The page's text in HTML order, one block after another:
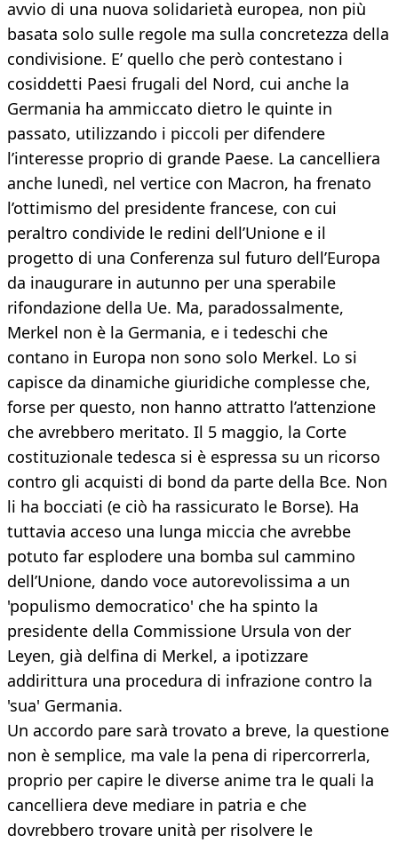
avvio di una nuova solidarietà europea, non più
basata solo sulle regole ma sulla concretezza della
condivisione. E’ quello che però contestano i
cosiddetti Paesi frugali del Nord, cui anche la
Germania ha ammiccato dietro le quinte in
passato, utilizzando i piccoli per difendere
l’interesse proprio di grande Paese. La cancelliera
anche lunedì, nel vertice con Macron, ha frenato
l’ottimismo del presidente francese, con cui
peraltro condivide le redini dell’Unione e il
progetto di una Conferenza sul futuro dell’Europa
da inaugurare in autunno per una sperabile
rifondazione della Ue. Ma, paradossalmente,
Merkel non è la Germania, e i tedeschi che
contano in Europa non sono solo Merkel. Lo si
capisce da dinamiche giuridiche complesse che,
forse per questo, non hanno attratto l’attenzione
che avrebbero meritato. Il 5 maggio, la Corte
costituzionale tedesca si è espressa su un ricorso
contro gli acquisti di bond da parte della Bce. Non
li ha bocciati (e ciò ha rassicurato le Borse). Ha
tuttavia acceso una lunga miccia che avrebbe
potuto far esplodere una bomba sul cammino
dell’Unione, dando voce autorevolissima a un
'populismo democratico' che ha spinto la
presidente della Commissione Ursula von der
Leyen, già delfina di Merkel, a ipotizzare
addirittura una procedura di infrazione contro la
'sua' Germania.
Un accordo pare sarà trovato a breve, la questione
non è semplice, ma vale la pena di ripercorrerla,
proprio per capire le diverse anime tra le quali la
cancelliera deve mediare in patria e che
dovrebbero trovare unità per risolvere le